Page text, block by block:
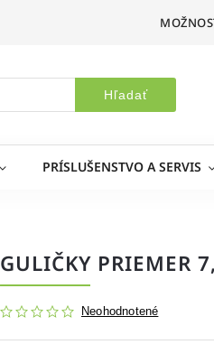
Hľadať
PRÍSLUŠENSTVO A SERVIS
GULIČKY PRIEMER
Neohodnotené